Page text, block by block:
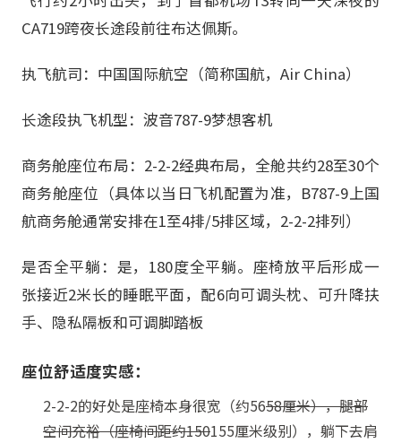
CA719跨夜长途段前往布达佩斯。
执飞航司：中国国际航空（简称国航，Air China）
长途段执飞机型：波音787-9梦想客机
商务舱座位布局：2-2-2经典布局，全舱共约28至30个
商务舱座位（具体以当日飞机配置为准，B787-9上国
航商务舱通常安排在1至4排/5排区域，2-2-2排列）
是否全平躺：是，180度全平躺。座椅放平后形成一
张接近2米长的睡眠平面，配6向可调头枕、可升降扶
手、隐私隔板和可调脚踏板
座位舒适度实感：
2-2-2的好处是座椅本身很宽（约5658厘米），腿部
空间充裕（座椅间距约150155厘米级别），躺下去肩